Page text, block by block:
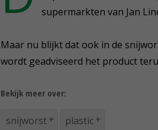
supermarkten van Jan
Maar nu blijkt dat ook in de
wordt geadviseerd het product
Bekijk meer over:
snijworst plastic